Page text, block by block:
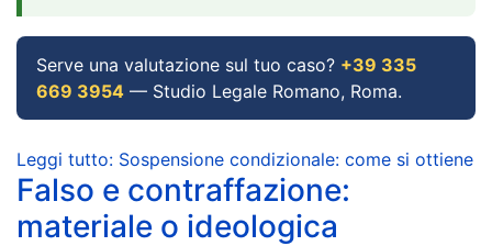
Serve una valutazione sul tuo caso? +39 335
669 3954 — Studio Legale Romano, Roma.
Leggi tutto: Sospensione condizionale: come si ottiene
Falso e contraffazione:
materiale o ideologica